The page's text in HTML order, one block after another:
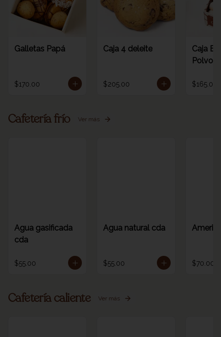
Galletas Papá
$170.00
Caja 4 deleite
$205.00
Caja
$165.00
Cafetería frío Ver más
Agua gasificada
cda
$55.00
Agua natural cda
$55.00 $70.00
Cafetería caliente Ver más